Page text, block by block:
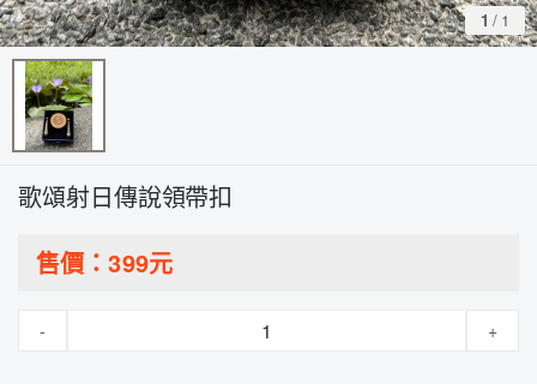
1 / 1
歌頌射日傳說領帶扣
售價：399元
- +